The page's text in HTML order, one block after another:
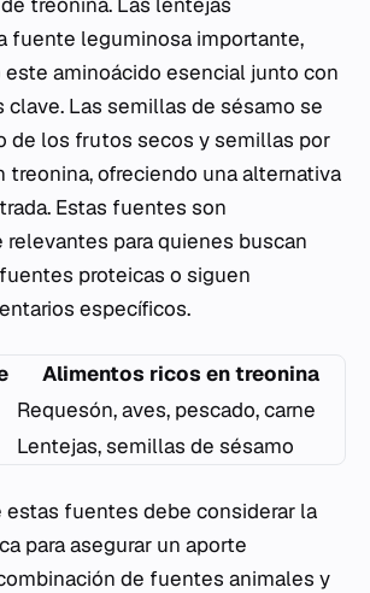
fuente leguminosa importante,
este aminoácido esencial junto con
Las semillas de sésamo se
de los frutos secos y semillas por
treonina, ofreciendo una alternativa
Estas fuentes son
para quienes buscan
proteicas o siguen
específicos.
Alimentos ricos en treonina
Requesón, aves, pescado, carne
Lentejas, semillas de sésamo
estas fuentes debe considerar la
para asegurar un aporte
de fuentes animales y